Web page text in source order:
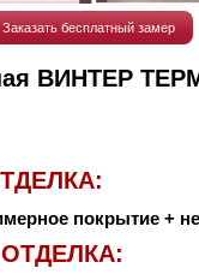
Заказать бесплатный замер
ВИНТЕР
покрытие +